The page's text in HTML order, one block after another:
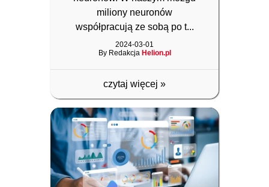
miliony neuronów
współpracują ze sobą po t...
2024-03-01
By RedakcjaHelion.pl
czytaj więcej »